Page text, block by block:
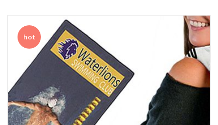
new
棒球 new
hot